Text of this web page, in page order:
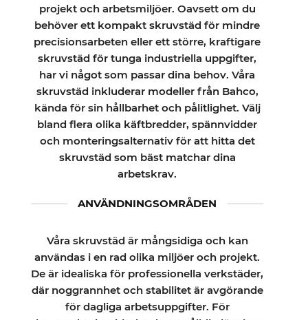
projekt och arbetsmiljöer. Oavsett om du
behöver ett kompakt skruvstäd för mindre
precisionsarbeten eller ett större, kraftigare
skruvstäd för tunga industriella uppgifter,
har vi något som passar dina behov. Våra
skruvstäd inkluderar modeller från Bahco,
kända för sin hållbarhet och pålitlighet. Välj
bland flera olika käftbredder, spännvidder
och monteringsalternativ för att hitta det
skruvstäd som bäst matchar dina
arbetskrav.
ANVÄNDNINGSOMRÅDEN
Våra skruvstäd är mångsidiga och kan
användas i en rad olika miljöer och projekt.
De är idealiska för professionella verkstäder,
där noggrannhet och stabilitet är avgörande
för dagliga arbetsuppgifter. För